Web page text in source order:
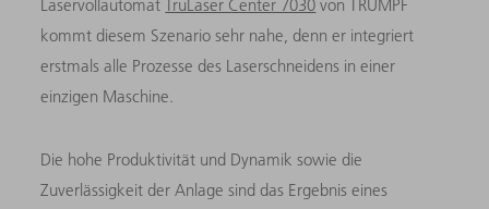
LaservollautomatTruLaser Center 7030 von TRUMPF
kommt diesem Szenario sehr nahe, denn er integriert
erstmals alle Prozesse des Laserschneidens in einer
einzigen Maschine.
Die hohe Produktivität und Dynamik sowie die
Zuverlässigkeit der Anlage sind das Ergebnis eines